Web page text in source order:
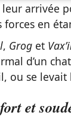
leur arrivée
forces en
, Grog et
d’un
ou se
et